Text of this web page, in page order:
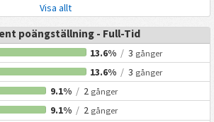
Visa allt
poängställning - Full-Tid
13.6% / 3 gånger
13.6% / 3 gånger
9.1% /2 gånger
9.1% /2 gånger